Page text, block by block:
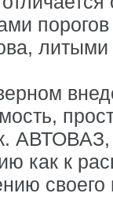
как к
своего